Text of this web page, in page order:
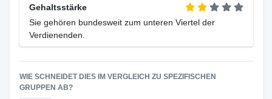
Gehaltsstärke
Sie gehören bundesweit zum unteren Viertel der
Verdienenden.
WIE SCHNEIDET DIES IM VERGLEICH ZU SPEZIFISCHEN
GRUPPEN AB?